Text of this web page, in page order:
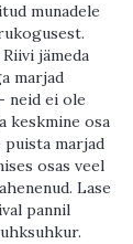
munadele
jämeda
marjad
neid ei ole
keskmine osa
puista marjad
osas veel
Lase
pannil